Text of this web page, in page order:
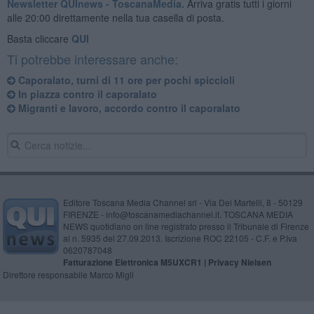
Newsletter QUInews - ToscanaMedia. Arriva gratis tutti i giorni
alle 20:00 direttamente nella tua casella di posta.
Basta cliccare QUI
Ti potrebbe interessare anche:
Caporalato, turni di 11 ore per pochi spiccioli
In piazza contro il caporalato
​Migranti e lavoro, accordo contro il caporalato
Editore Toscana Media Channel srl - Via Dei Martelli, 8 - 50129
FIRENZE - info@toscanamediachannel.it. TOSCANA MEDIA
NEWS quotidiano on line registrato presso il Tribunale di Firenze
al n. 5935 del 27.09.2013. Iscrizione ROC 22105 - C.F. e P.Iva
0620787048
Fatturazione Elettronica M5UXCR1 | Privacy Nielsen
Direttore responsabile Marco Migli